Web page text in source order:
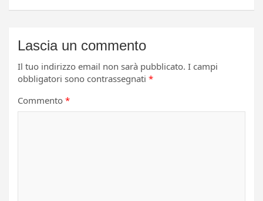
Lascia un commento
Il tuo indirizzo email non sarà pubblicato. I campi
obbligatori sono contrassegnati *
Commento *